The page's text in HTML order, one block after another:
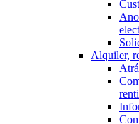
Alquiler,